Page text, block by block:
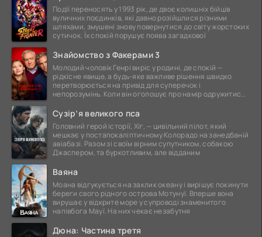
Події переносять у 1993 рік, де двоє колишніх бійців
вуличних поєдинків, які давно розійшлися різними
шляхами, змушені знову повернутися до світу жорстоких
сутичок. Їх спокій порушує поява загадкової
Знайомство з Факерами 3
Молодий чоловік Генрі виріс у родині, де спокій —
рідкісне явище, а будь-яке важливе рішення швидко
перетворюється на привід для суперечок і
непорозумінь. Коли він оголошує про намір одружитися,
Сузір’я великого пса
Головний герой історії, Хіг, — цивільний пілот, який
мешкає у постапокаліптичному Колорадо на занедбаній
авіабазі. Разом зі своїм вірним супутником, собакою
Джаспером, та буркотливим, але відданим
Ваяна
Моана відгукується на заклик океану і вирішує покинути
береги свого рідного острова Мотунуї. Вперше вона
вирушає у відкрите море у супроводі знаменитого
напівбога Мауї. На них чекає незабутня
Дюна: Частина третя